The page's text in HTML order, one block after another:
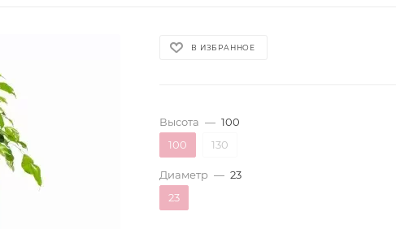
В ИЗБРАННОЕ
Высота — 100
100
130
Диаметр — 23
23